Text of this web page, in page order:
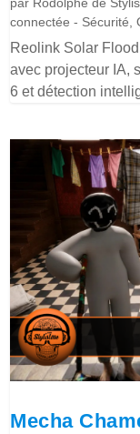
par Rodolphe de
connectée - Sécurité,
Reolink Solar
avec projecteur IA,
6 et détection
Mecha